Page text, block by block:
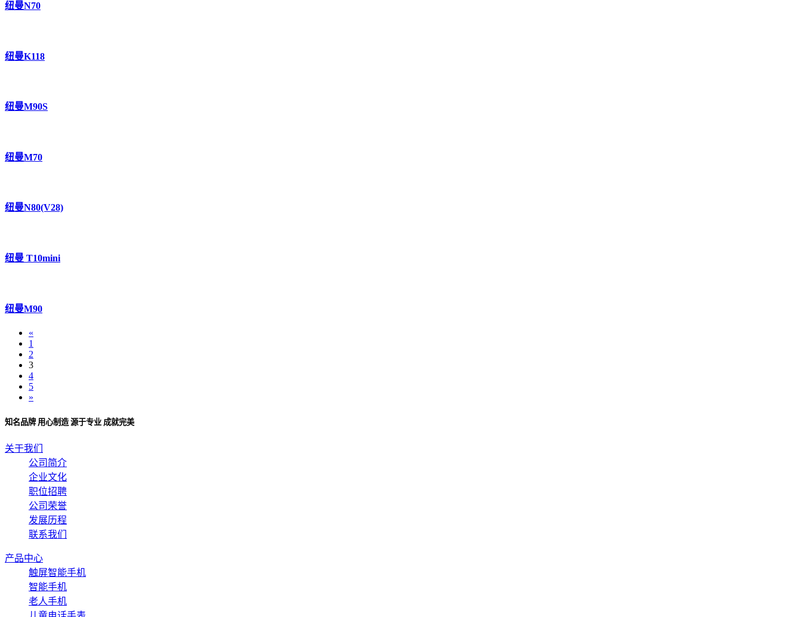
纽曼N70
纽曼K118
纽曼M90S
纽曼M70
纽曼N80(V28)
纽曼 T10mini
纽曼M90
«
1
2
3
4
5
»
知名品牌 用心制造 源于专业 成就完美
关于我们
公司简介
企业文化
职位招聘
公司荣誉
发展历程
联系我们
产品中心
触屏智能手机
智能手机
老人手机